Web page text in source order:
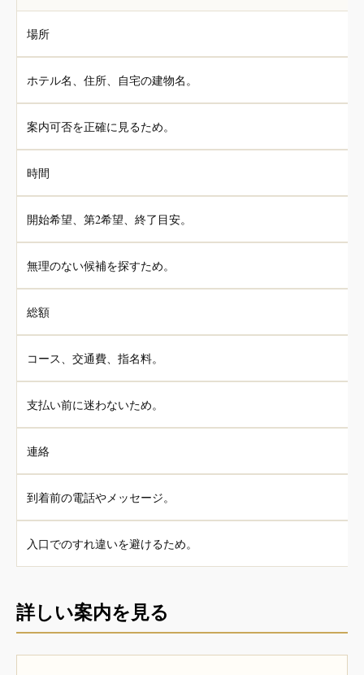
場所
ホテル名、住所、自宅の建物名。
案内可否を正確に見るため。
時間
開始希望、第2希望、終了目安。
無理のない候補を探すため。
総額
コース、交通費、指名料。
支払い前に迷わないため。
連絡
到着前の電話やメッセージ。
入口でのすれ違いを避けるため。
詳しい案内を見る